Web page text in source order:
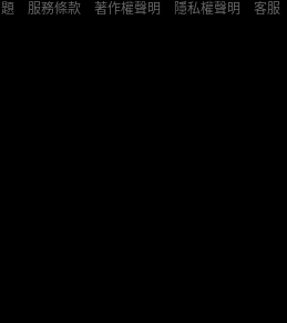
服務條款 著作權聲明 隱私權聲明 客服